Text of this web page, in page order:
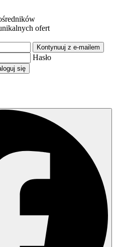
ofert
Kontynuuj z e-mailem
Hasło
się